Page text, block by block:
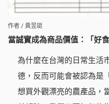
當誠實成為商品價值：「好
作者 / 黃昱珽
為什麼在台灣的日常生活
德，反而可能會被認為是
想買外觀漂亮的農產品，